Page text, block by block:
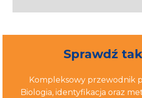
Sprawdź
Kompleksowy przewodnik
Biologia, identyfikacja oraz